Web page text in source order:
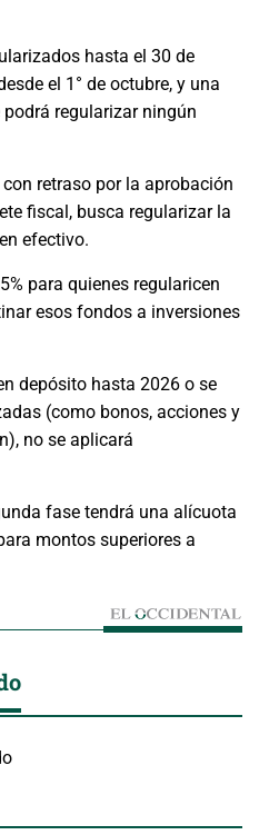
hasta el 30 de
el 1° de octubre, y una
regularizar ningún
retraso por la aprobación
fiscal, busca regularizar la
efectivo.
para quienes regularicen
esos fondos a inversiones
depósito hasta 2026 o se
(como bonos, acciones y
no se aplicará
fase tendrá una alícuota
montos superiores a